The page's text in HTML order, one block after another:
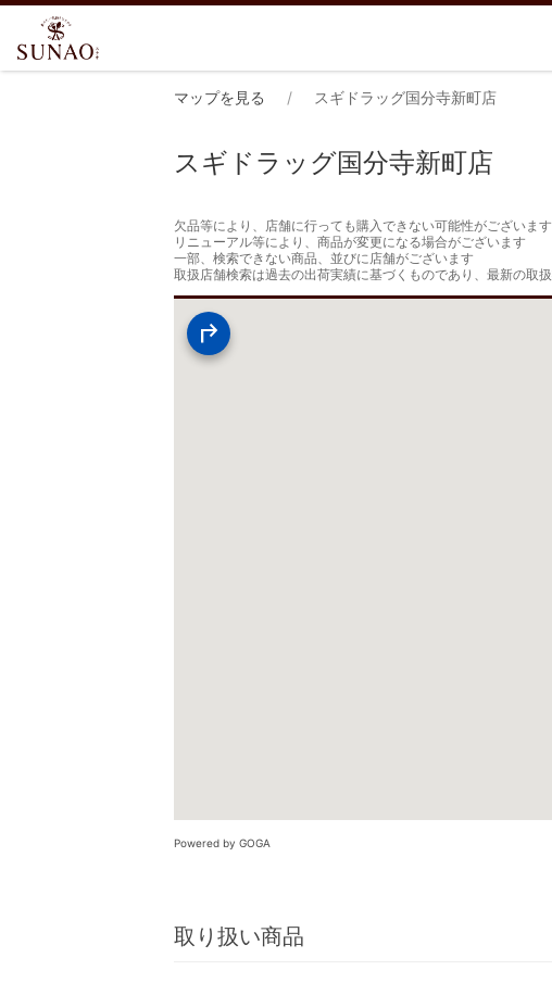
マップを見る スギドラッグ国分寺新町店
スギドラッグ国分寺新町店
欠品等により、店舗に行っても購入できない可能性がございます
リニューアル等により、商品が変更になる場合がございます
一部、検索できない商品、並びに店舗がございます
取扱店舗検索は過去の出荷実績に基づくものであり、最新の取
Powered by GOGA
取り扱い商品